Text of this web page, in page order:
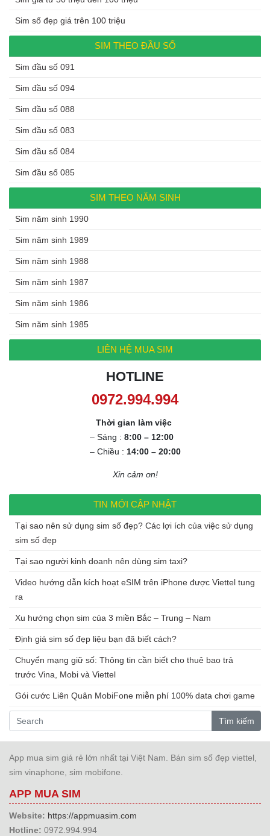
Sim số đẹp giá trên 100 triệu
SIM THEO ĐẦU SỐ
Sim đầu số 091
Sim đầu số 094
Sim đầu số 088
Sim đầu số 083
Sim đầu số 084
Sim đầu số 085
SIM THEO NĂM SINH
Sim năm sinh 1990
Sim năm sinh 1989
Sim năm sinh 1988
Sim năm sinh 1987
Sim năm sinh 1986
Sim năm sinh 1985
LIÊN HỆ MUA SIM
HOTLINE
0972.994.994
Thời gian làm việc
– Sáng : 8:00 – 12:00
– Chiều : 14:00 – 20:00
Xin cảm ơn!
TIN MỚI CẬP NHẬT
Tại sao nên sử dụng sim số đẹp? Các lợi ích của việc sử dụng
sim số đẹp
Tại sao người kinh doanh nên dùng sim taxi?
Video hướng dẫn kích hoạt eSIM trên iPhone được Viettel tung
ra
Xu hướng chọn sim của 3 miền Bắc – Trung – Nam
Định giá sim số đẹp liệu bạn đã biết cách?
Chuyển mạng giữ số: Thông tin cần biết cho thuê bao trả
trước Vina, Mobi và Viettel
Gói cước Liên Quân MobiFone miễn phí 100% data chơi game
Tìm kiếm
App mua sim giá rẻ lớn nhất tại Việt Nam. Bán sim số đẹp viettel,
sim vinaphone, sim mobifone.
APP MUA SIM
Website: https://appmuasim.com
Hotline: 0972.994.994